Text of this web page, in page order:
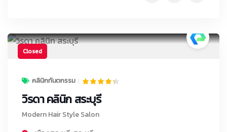
Closed
คลินิกทันตกรรม
วิรดา คลินิก สระบุรี
Modern Hair Style Salon